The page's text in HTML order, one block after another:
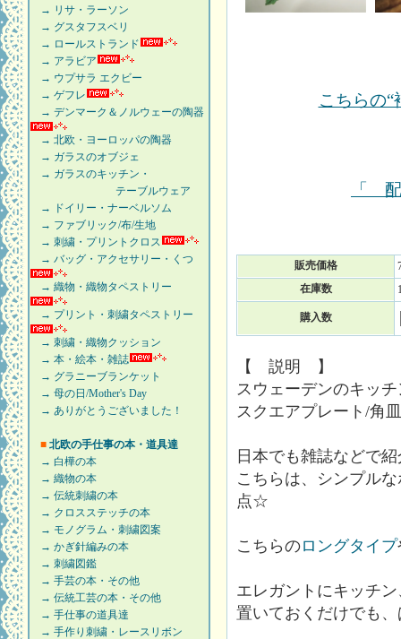
→ リサ・ラーソン
→ グスタフスベリ
→ ロールストランド
→ アラビア
→ ウプサラ エクビー
→ ゲフレ
→ デンマーク＆ノルウェーの陶器
→ 北欧・ヨーロッパの陶器
→ ガラスのオブジェ
→ ガラスのキッチン・
テーブルウェア
→ ドイリー・ナーベルソム
→ ファブリック/布/生地
→ 刺繍・プリントクロス
→ バッグ・アクセサリー・くつ
→ 織物・織物タペストリー
→ プリント・刺繍タペストリー
→ 刺繍・織物クッション
→ 本・絵本・雑誌
→ グラニーブランケット
→ 母の日/Mother's Day
→ ありがとうございました！
■ 北欧の手仕事の本・道具達
→ 白樺の本
→ 織物の本
→ 伝統刺繍の本
→ クロスステッチの本
→ モノグラム・刺繍図案
→ かぎ針編みの本
→ 刺繍図鑑
→ 手芸の本・その他
→ 伝統工芸の本・その他
→ 手仕事の道具達
→ 手作り刺繍・レースリボン
こちらの“
「
販売価格
在庫数
購入数
【 説明 】
スウェーデンのキッ
スクエアプレート/角
日本でも雑誌などで
こちらは、シンプル
点☆
こちらのロングタイプ
エレガントにキッチ
置いておくだけでも